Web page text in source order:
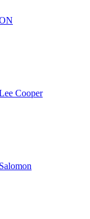
Cooper
Salomon